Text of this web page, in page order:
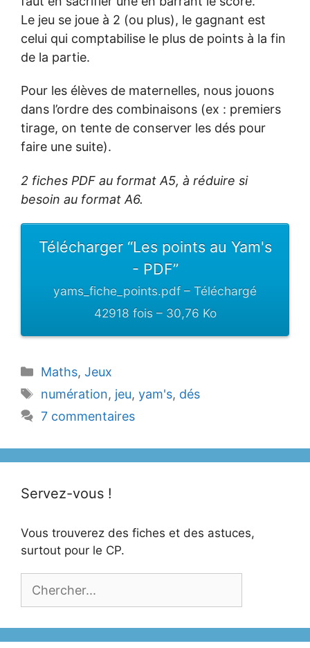
Le jeu se joue à 2 (ou plus), le gagnant est
celui qui comptabilise le plus de points à la fin
de la partie.
Pour les élèves de maternelles, nous jouons
dans l’ordre des combinaisons (ex : premiers
tirage, on tente de conserver les dés pour
faire une suite).
2 fiches PDF au format A5, à réduire si
besoin au format A6.
Télécharger “Les points au Yam's
- PDF”
yams_fiche_points.pdf – Téléchargé
42918 fois – 30,76 Ko
Catégories
Maths, Jeux
Étiquettes
numération, jeu, yam's, dés
7 commentaires
Servez-vous !
Vous trouverez des fiches et des astuces,
surtout pour le CP.